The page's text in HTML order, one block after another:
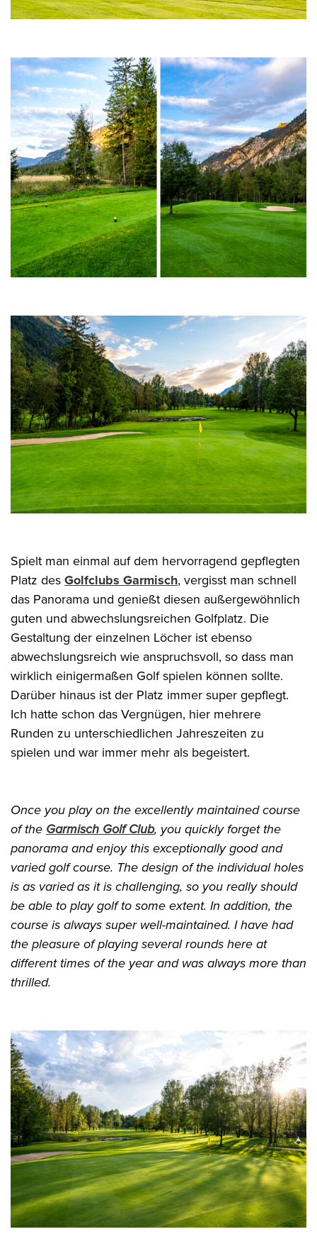
Spielt man einmal auf dem hervorragend gepflegten
Platz des Golfclubs Garmisch, vergisst man schnell
das Panorama und genießt diesen außergewöhnlich
guten und abwechslungsreichen Golfplatz. Die
Gestaltung der einzelnen Löcher ist ebenso
abwechslungsreich wie anspruchsvoll, so dass man
wirklich einigermaßen Golf spielen können sollte.
Darüber hinaus ist der Platz immer super gepflegt.
Ich hatte schon das Vergnügen, hier mehrere
Runden zu unterschiedlichen Jahreszeiten zu
spielen und war immer mehr als begeistert.
Once you play on the excellently maintained course
of the Garmisch Golf Club, you quickly forget the
panorama and enjoy this exceptionally good and
varied golf course. The design of the individual holes
is as varied as it is challenging, so you really should
be able to play golf to some extent. In addition, the
course is always super well-maintained. I have had
the pleasure of playing several rounds here at
different times of the year and was always more than
thrilled.